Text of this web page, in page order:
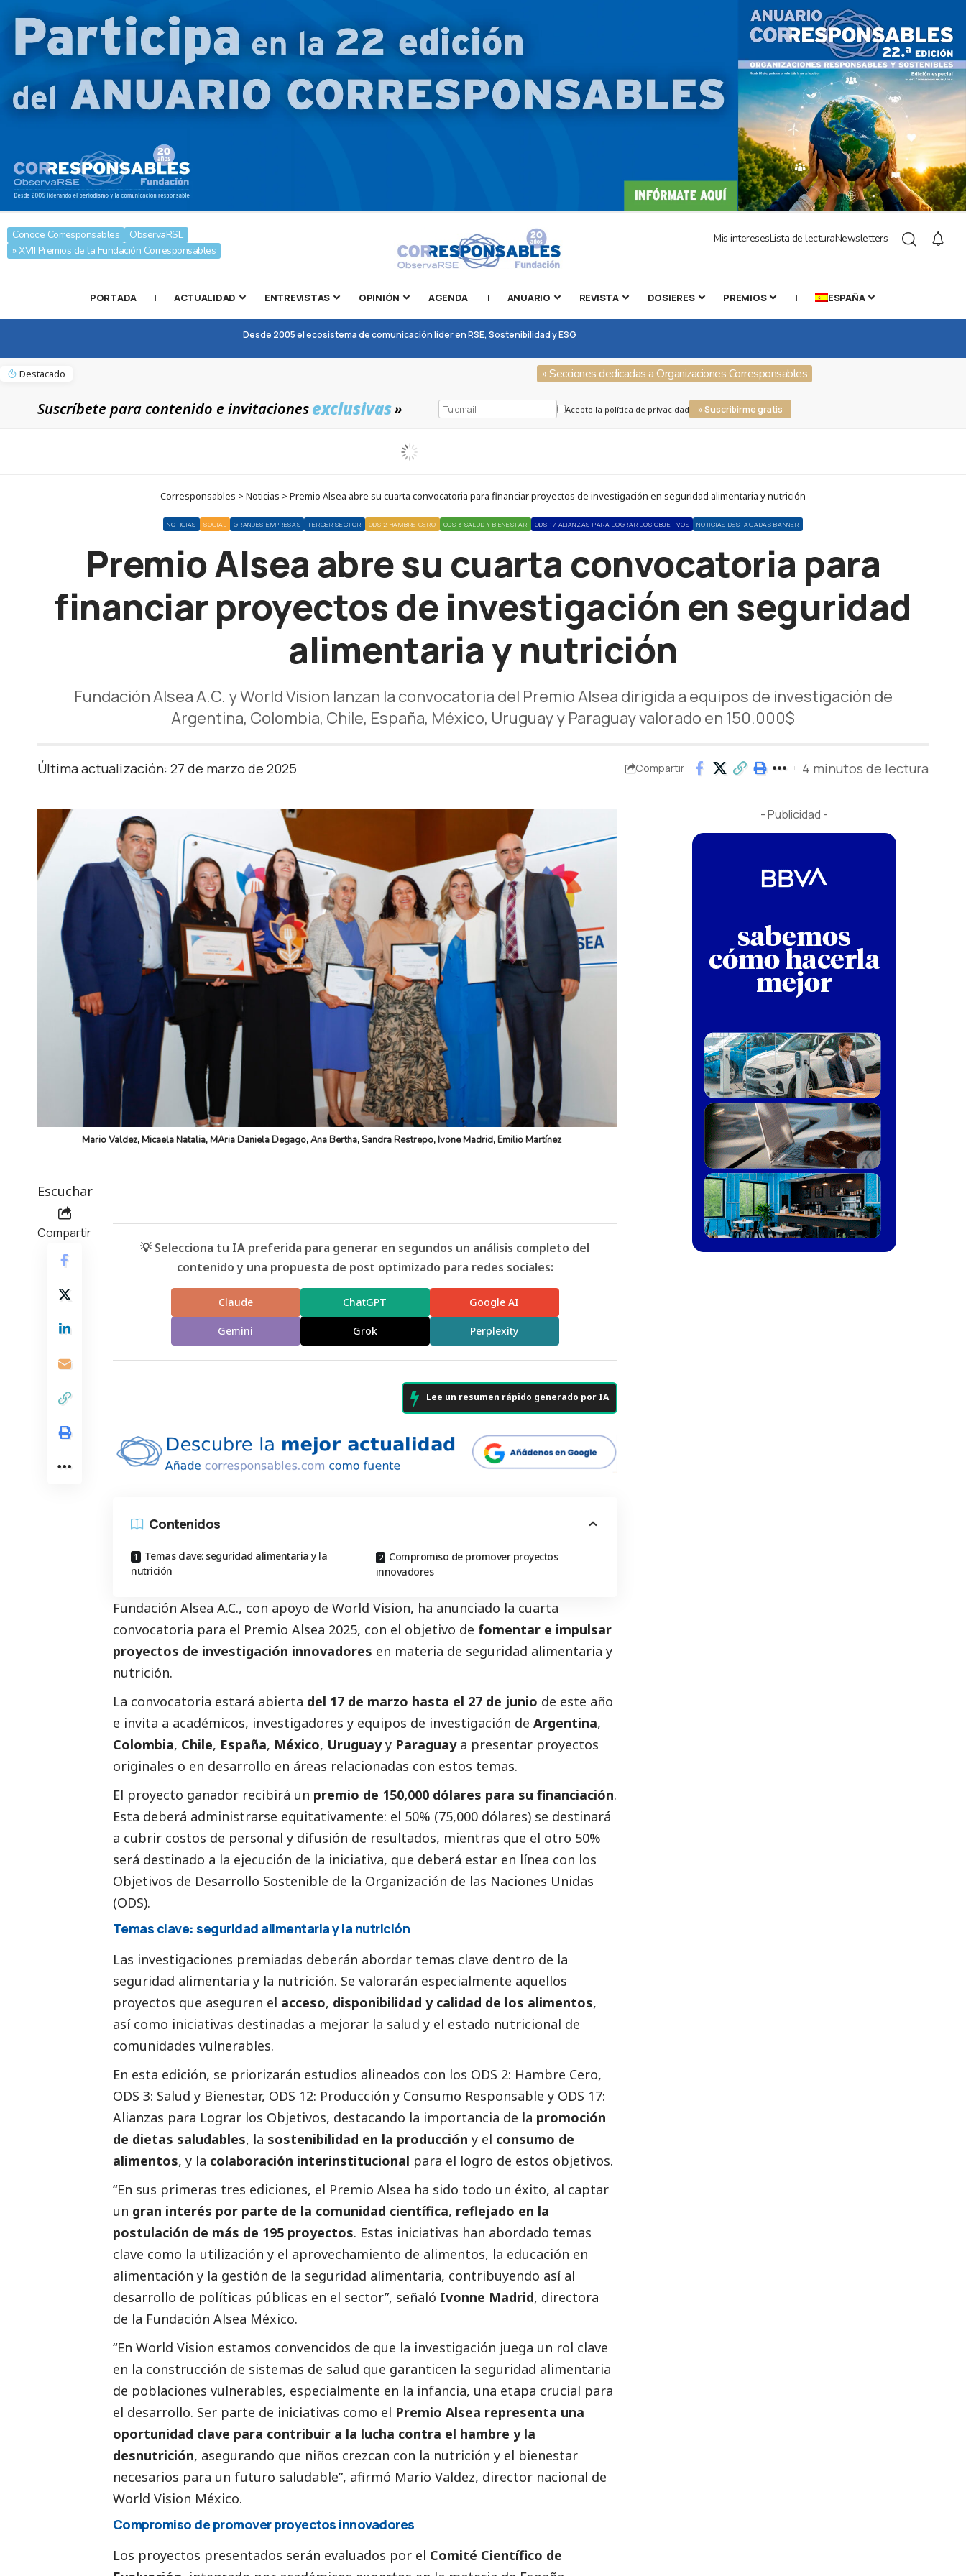
Conoce Corresponsables
ObservaRSE
» XVII Premios de la Fundación Corresponsables
Mis interesesLista de lecturaNewsletters
PORTADA | ACTUALIDAD ENTREVISTAS OPINIÓN AGENDA | ANUARIO REVISTA DOSIERES PREMIOS | ESPAÑA
Desde 2005 el ecosistema de comunicación líder en RSE, Sostenibilidad y ESG
Destacado » Secciones dedicadas a Organizaciones Corresponsables
Suscríbete para contenido e invitacionesexclusivas» Acepto la política de privacidad » Suscribirme gratis
Corresponsables > Noticias > Premio Alsea abre su cuarta convocatoria para financiar proyectos de investigación en seguridad alimentaria y nutrición
NOTICIAS SOCIAL GRANDES EMPRESAS TERCER SECTOR ODS 2 HAMBRE CERO ODS 3 SALUD Y BIENESTAR ODS 17 ALIANZAS PARA LOGRAR LOS OBJETIVOS NOTICIAS DESTACADAS BANNER
Premio Alsea abre su cuarta convocatoria para
financiar proyectos de investigación en seguridad
alimentaria y nutrición
Fundación Alsea A.C. y World Vision lanzan la convocatoria del Premio Alsea dirigida a equipos de investigación de
Argentina, Colombia, Chile, España, México, Uruguay y Paraguay valorado en 150.000$
Última actualización: 27 de marzo de 2025 Compartir 4 minutos de lectura
Mario Valdez, Micaela Natalia, MAria Daniela Degago, Ana Bertha, Sandra Restrepo, Ivone Madrid, Emilio Martínez
Escuchar
Compartir
💡 Selecciona tu IA preferida para generar en segundos un análisis completo del
contenido y una propuesta de post optimizado para redes sociales:
Claude ChatGPT Google AI
Gemini Grok Perplexity
Lee un resumen rápido generado por IA
Contenidos
Temas clave: seguridad alimentaria y la
nutrición
Compromiso de promover proyectos
innovadores
Fundación Alsea A.C., con apoyo de World Vision, ha anunciado la cuarta
convocatoria para el Premio Alsea 2025, con el objetivo de fomentar e impulsar
proyectos de investigación innovadores en materia de seguridad alimentaria y
nutrición.
La convocatoria estará abierta del 17 de marzo hasta el 27 de junio de este año
e invita a académicos, investigadores y equipos de investigación de Argentina,
Colombia, Chile, España, México, Uruguayy Paraguaya presentar proyectos
originales o en desarrollo en áreas relacionadas con estos temas.
El proyecto ganador recibirá un premio de 150,000 dólares para su financiación.
Esta deberá administrarse equitativamente: el 50% (75,000 dólares) se destinará
a cubrir costos de personal y difusión de resultados, mientras que el otro 50%
será destinado a la ejecución de la iniciativa, que deberá estar en línea con los
Objetivos de Desarrollo Sostenible de la Organización de las Naciones Unidas
(ODS).
Temas clave: seguridad alimentaria y la nutrición
Las investigaciones premiadas deberán abordar temas clave dentro de la
seguridad alimentaria y la nutrición. Se valorarán especialmente aquellos
proyectos que aseguren el acceso, disponibilidad y calidad de los alimentos,
así como iniciativas destinadas a mejorar la salud y el estado nutricional de
comunidades vulnerables.
En esta edición, se priorizarán estudios alineados con los ODS 2: Hambre Cero,
ODS 3: Salud y Bienestar, ODS 12: Producción y Consumo Responsable y ODS 17:
Alianzas para Lograr los Objetivos, destacando la importancia de la promoción
de dietas saludables, la sostenibilidad en la producción y el consumo de
alimentos, y la colaboración interinstitucional para el logro de estos objetivos.
“En sus primeras tres ediciones, el Premio Alsea ha sido todo un éxito, al captar
un gran interés por parte de la comunidad científica, reflejado en la
postulación de más de 195 proyectos. Estas iniciativas han abordado temas
clave como la utilización y el aprovechamiento de alimentos, la educación en
alimentación y la gestión de la seguridad alimentaria, contribuyendo así al
desarrollo de políticas públicas en el sector”, señaló Ivonne Madrid, directora
de la Fundación Alsea México.
“En World Vision estamos convencidos de que la investigación juega un rol clave
en la construcción de sistemas de salud que garanticen la seguridad alimentaria
de poblaciones vulnerables, especialmente en la infancia, una etapa crucial para
el desarrollo. Ser parte de iniciativas como el Premio Alsea representa una
oportunidad clave para contribuir a la lucha contra el hambre y la
desnutrición, asegurando que niños crezcan con la nutrición y el bienestar
necesarios para un futuro saludable”, afirmó Mario Valdez, director nacional de
World Vision México.
Compromiso de promover proyectos innovadores
Los proyectos presentados serán evaluados por el Comité Científico de
- Publicidad -